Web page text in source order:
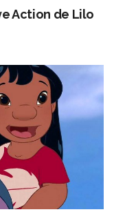
On, será el
Action de Lilo